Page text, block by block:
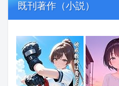
既刊著作（小説）